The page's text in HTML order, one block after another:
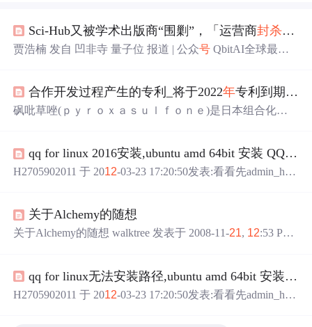
Sci-Hub又被学术出版商“围剿”，「运营商封杀是唯
贾浩楠 发自 凹非寺 量子位 报道 | 公众号 QbitAI全球最大
合作开发过程产生的专利_将于2022年专利到期的小麦田芽前封闭
砜吡草唑(ｐｙｒｏｘａｓｕｌｆｏｎｅ)是日本组合化学
ＬＣＦＡｓ)生物合成的潜在抑制剂。其国内的活性成分专
利于2022年过期。砜吡草唑主要作为芽前封闭处理剂，以
作物；对环境安全，对当茬作物和下茬作物安...
qq for linux 2016安装,ubuntu amd 64bit 安装 QQ for linux教程(附 不能使用中文的解决办法)...
H2705902011 于 2012-03-23 17:20:50发表:看看先admin_hl
9:24发表:mei le?redrose 于 2010-08-09 07:59:38发表:谢谢了jy
rob...
关于Alchemy的随想
关于Alchemy的随想 walktree 发表于 2008-11-21, 12:53 PM.
了出成果的时候，昨天还是前天在labs上放出了这个传说中
的家伙名为Alchemy。 相...
qq for linux无法安装路径,ubuntu amd 64bit 安装 QQ for linux教程(附 不能使用中文的解决办法)...
H2705902011 于 2012-03-23 17:20:50发表:看看先admin_hl